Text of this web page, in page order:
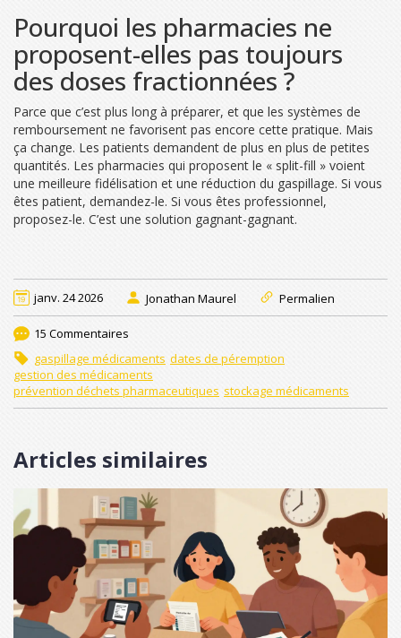
Pourquoi les pharmacies ne
proposent-elles pas toujours
des doses fractionnées ?
Parce que c’est plus long à préparer, et que les systèmes de
remboursement ne favorisent pas encore cette pratique. Mais
ça change. Les patients demandent de plus en plus de petites
quantités. Les pharmacies qui proposent le « split-fill » voient
une meilleure fidélisation et une réduction du gaspillage. Si vous
êtes patient, demandez-le. Si vous êtes professionnel,
proposez-le. C’est une solution gagnant-gagnant.
janv. 24 2026 Jonathan Maurel Permalien
15 Commentaires
gaspillage médicaments dates de péremption
gestion des médicaments
prévention déchets pharmaceutiques stockage médicaments
Articles similaires